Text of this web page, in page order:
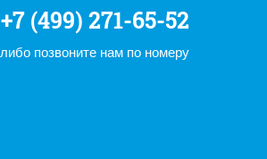
+7 (499) 271-65-52
либо позвоните нам по номеру